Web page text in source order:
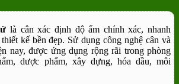
là cân xác định độ ẩm chính xác, nhanh
kế bền đẹp. Sử dụng công nghệ cân và
nay, được ứng dụng rộng rãi trong phòng
dược phẩm, xây dựng, hóa dầu, môi